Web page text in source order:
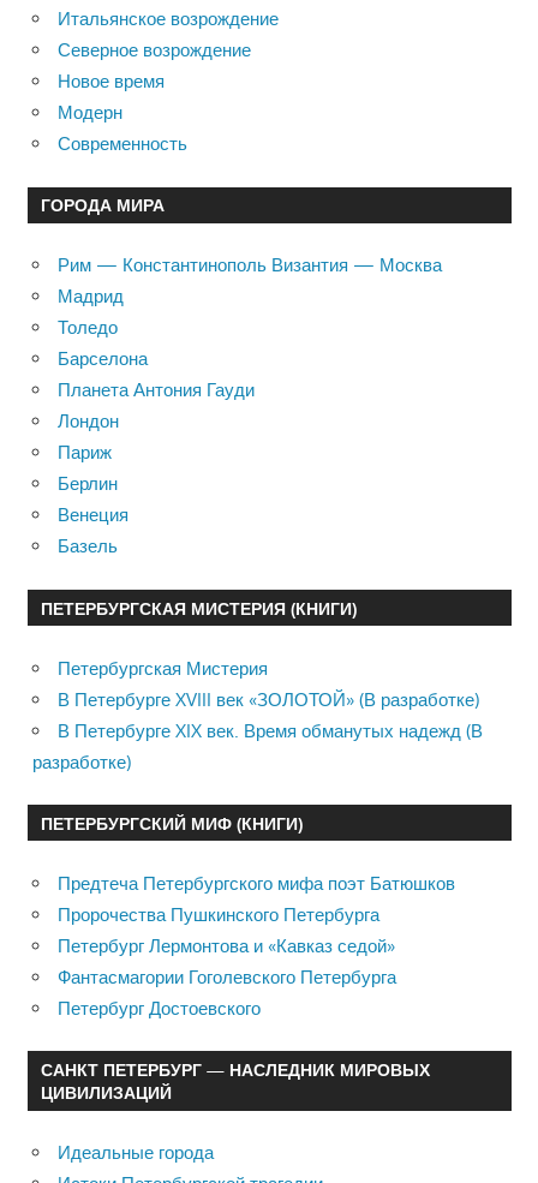
Итальянское возрождение
Северное возрождение
Новое время
Модерн
Современность
ГОРОДА МИРА
Рим — Константинополь Византия — Москва
Мадрид
Толедо
Барселона
Планета Антония Гауди
Лондон
Париж
Берлин
Венеция
Базель
ПЕТЕРБУРГСКАЯ МИСТЕРИЯ (КНИГИ)
Петербургская Мистерия
В Петербурге XVIII век «ЗОЛОТОЙ» (В разработке)
В Петербурге XIX век. Время обманутых надежд (В
разработке)
ПЕТЕРБУРГСКИЙ МИФ (КНИГИ)
Предтеча Петербургского мифа поэт Батюшков
Пророчества Пушкинского Петербурга
Петербург Лермонтова и «Кавказ седой»
Фантасмагории Гоголевского Петербурга
Петербург Достоевского
САНКТ ПЕТЕРБУРГ — НАСЛЕДНИК МИРОВЫХ
ЦИВИЛИЗАЦИЙ
Идеальные города